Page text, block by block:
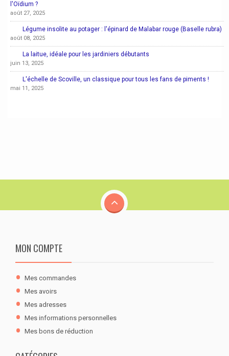
l'Oïdium ?
août 27, 2025
Légume insolite au potager : l'épinard de Malabar rouge (Baselle rubra)
août 08, 2025
La laitue, idéale pour les jardiniers débutants
juin 13, 2025
L'échelle de Scoville, un classique pour tous les fans de piments !
mai 11, 2025
MON COMPTE
Mes commandes
Mes avoirs
Mes adresses
Mes informations personnelles
Mes bons de réduction